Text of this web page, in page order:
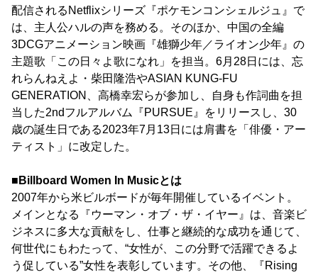
配信されるNetflixシリーズ『ポケモンコンシェルジュ』で
は、主人公ハルの声を務める。そのほか、中国の全編
3DCGアニメーション映画『雄獅少年／ライオン少年』の
主題歌「この日々よ歌になれ」を担当。6月28日には、忘
れらんねえよ・柴田隆浩やASIAN KUNG-FU
GENERATION、高橋幸宏らが参加し、自身も作詞曲を担
当した2ndフルアルバム『PURSUE』をリリースし、30
歳の誕生日である2023年7月13日には肩書を「俳優・アー
ティスト」に改定した。
■Billboard Women In Musicとは
2007年から米ビルボードが毎年開催しているイベント。
メインとなる『ウーマン・オブ・ザ・イヤー』は、音楽ビ
ジネスに多大な貢献をし、仕事と継続的な成功を通じて、
何世代にもわたって、“女性が、この分野で活躍できるよ
う促している”女性を表彰しています。その他、『Rising